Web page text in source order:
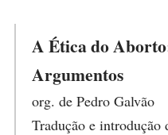
A Ética do
Argumentos
org. de Pedro Galvão
Tradução e introdução